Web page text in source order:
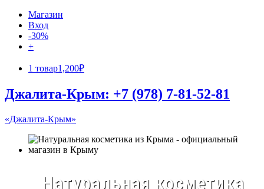
Магазин
Вход
-30%
+
1 товар1,200₽
Джалита-Крым: +7 (978) 7-81-52-81
«Джалита-Крым»
Натуральная косметика